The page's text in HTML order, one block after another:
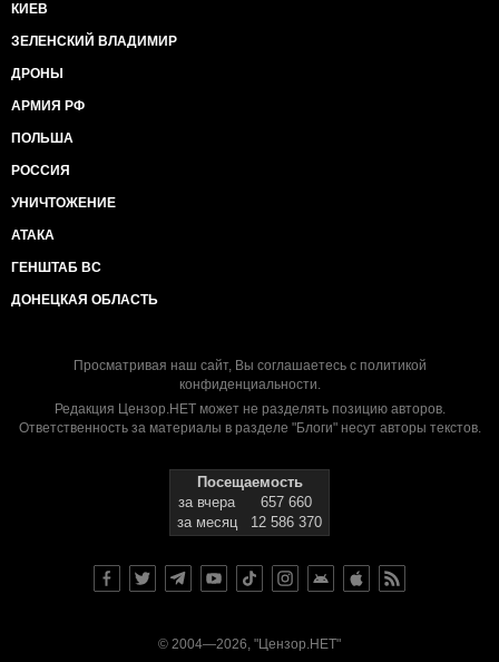
КИЕВ
ЗЕЛЕНСКИЙ ВЛАДИМИР
ДРОНЫ
АРМИЯ РФ
ПОЛЬША
РОССИЯ
УНИЧТОЖЕНИЕ
АТАКА
ГЕНШТАБ ВС
ДОНЕЦКАЯ ОБЛАСТЬ
Просматривая наш сайт, Вы соглашаетесь с политикой
конфиденциальности.
Редакция Цензор.НЕТ может не разделять позицию авторов.
Ответственность за материалы в разделе "Блоги" несут авторы текстов.
Посещаемость
за вчера
657 660
за месяц
12 586 370
© 2004—2026, "Цензор.НЕТ"